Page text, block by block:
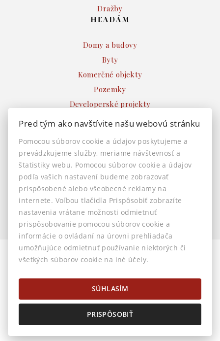
Dražby
HĽADÁM
Domy a budovy
Byty
Komerčné objekty
Pozemky
Developerské projekty
Ostatné
INFO
Makléri
Napíšte nám
Kontakt
Nastavenie cookies
© 2026 -AstonReal s.r.o.
Horná 32, Banská Bystrica 974 01, Tel.: 0905 222 055, E-mail:
info@astonreal.sk
Prepnúť na verziu pre počítače
Pred tým ako navštívite našu webovú stránku
Pomocou súborov cookie a údajov poskytujeme a
prevádzkujeme služby, meriame návštevnosť a
štatistiky webu. Pomocou súborov cookie a údajov
podľa vašich nastavení budeme zobrazovať
prispôsobené alebo všeobecné reklamy na
internete. Voľbou tlačidla Prispôsobiť zobrazíte
nastavenia vrátane možnosti odmietnuť
prispôsobovanie pomocou súborov cookie a
informácie o ovládaní na úrovni prehliadača
umožňujúce odmietnuť používanie niektorých či
všetkých súborov cookie na iné účely.
SÚHLASÍM
PRISPÔSOBIŤ